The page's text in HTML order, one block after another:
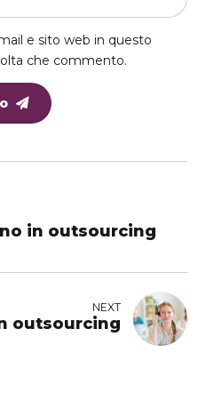
e sito web in questo
che commento.
in outsourcing
NEXT
outsourcing